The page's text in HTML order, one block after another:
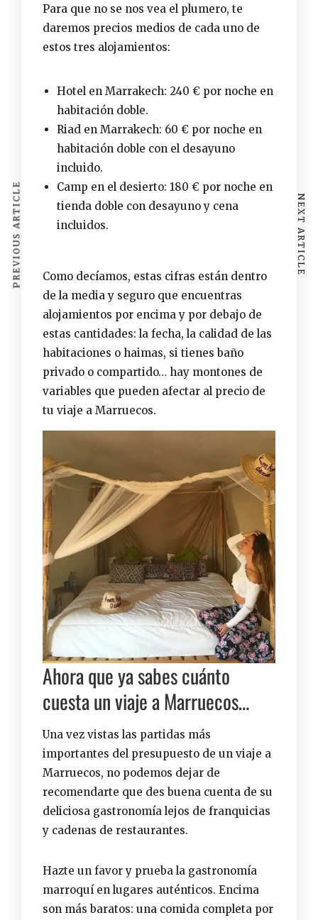
Para que no se nos vea el plumero, te
daremos precios medios de cada uno de
estos tres alojamientos:
Hotel en Marrakech: 240 € por noche en
habitación doble.
Riad en Marrakech: 60 € por noche en
habitación doble con el desayuno
incluido.
Camp en el desierto: 180 € por noche en
tienda doble con desayuno y cena
incluidos.
Como decíamos, estas cifras están dentro
de la media y seguro que encuentras
alojamientos por encima y por debajo de
estas cantidades: la fecha, la calidad de las
habitaciones o haimas, si tienes baño
privado o compartido… hay montones de
variables que pueden afectar al precio de
tu viaje a Marruecos.
Ahora que ya sabes cuánto
cuesta un viaje a Marruecos…
Una vez vistas las partidas más
importantes del presupuesto de un viaje a
Marruecos, no podemos dejar de
recomendarte que des buena cuenta de su
deliciosa gastronomía lejos de franquicias
y cadenas de restaurantes.
Hazte un favor y prueba la gastronomía
marroquíen lugares auténticos. Encima
son más baratos: una comida completa por
PREVIOUS ARTICLE NEXT ARTICLE